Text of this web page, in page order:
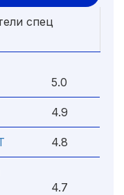
спец
5.0
4.9
4.8
4.7